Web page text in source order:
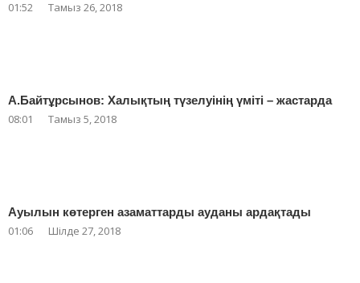
01:52 Тамыз 26, 2018
А.Байтұрсынов: Халықтың түзелуінің үміті – жастарда
08:01 Тамыз 5, 2018
Ауылын көтерген азаматтарды ауданы ардақтады
01:06 Шілде 27, 2018